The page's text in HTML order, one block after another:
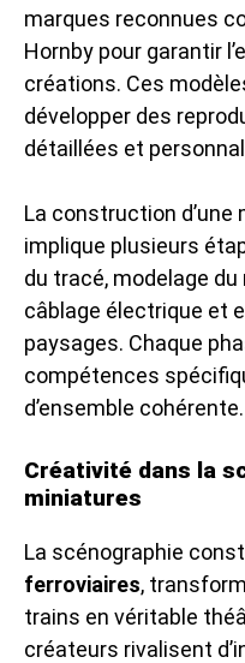
marques reconnues
Hornby pour garantir
créations. Ces
développer des
détaillées et
La construction
implique plusieurs
du tracé, modelage
câblage électrique et
paysages. Chaque
compétences
d’ensemble cohérente.
Créativité dans la
miniatures
La scénographie
ferroviaires,
trains en véritable
créateurs rivalisent